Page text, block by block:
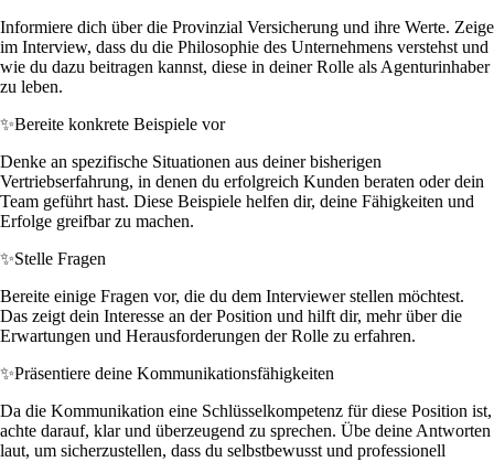
Informiere dich über die Provinzial Versicherung und ihre Werte. Zeige
im Interview, dass du die Philosophie des Unternehmens verstehst und
wie du dazu beitragen kannst, diese in deiner Rolle als Agenturinhaber
zu leben.
✨Bereite konkrete Beispiele vor
Denke an spezifische Situationen aus deiner bisherigen
Vertriebserfahrung, in denen du erfolgreich Kunden beraten oder dein
Team geführt hast. Diese Beispiele helfen dir, deine Fähigkeiten und
Erfolge greifbar zu machen.
✨Stelle Fragen
Bereite einige Fragen vor, die du dem Interviewer stellen möchtest.
Das zeigt dein Interesse an der Position und hilft dir, mehr über die
Erwartungen und Herausforderungen der Rolle zu erfahren.
✨Präsentiere deine Kommunikationsfähigkeiten
Da die Kommunikation eine Schlüsselkompetenz für diese Position ist,
achte darauf, klar und überzeugend zu sprechen. Übe deine Antworten
laut, um sicherzustellen, dass du selbstbewusst und professionell